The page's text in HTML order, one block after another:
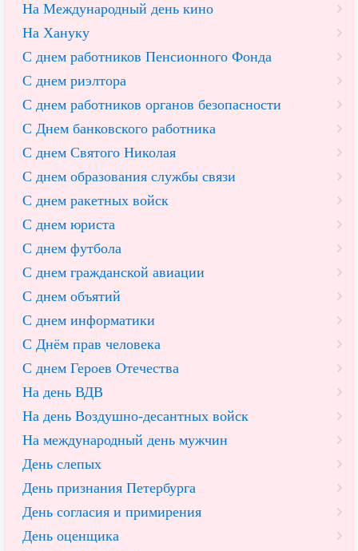
На Международный день кино
На Хануку
С днем работников Пенсионного Фонда
С днем риэлтора
С днем работников органов безопасности
С Днем банковского работника
С днем Святого Николая
С днем образования службы связи
С днем ракетных войск
С днем юриста
С днем футбола
С днем гражданской авиации
С днем объятий
С днем информатики
С Днём прав человека
С днем Героев Отечества
На день ВДВ
На день Воздушно-десантных войск
На международный день мужчин
День слепых
День признания Петербурга
День согласия и примирения
День оценщика